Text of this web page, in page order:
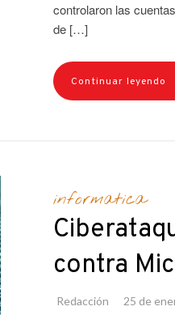
controlaron las
de […]
Continuar leyendo
informatica
contra
Redacción 25 de